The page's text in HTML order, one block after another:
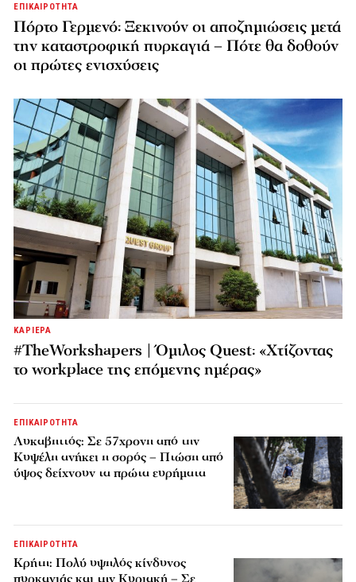
ΕΠΙΚΑΙΡΟΤΗΤΑ
Πόρτο Γερμενό: Ξεκινούν οι αποζημιώσεις μετά
την καταστροφική πυρκαγιά – Πότε θα δοθούν
οι πρώτες ενισχύσεις
ΚΑΡΙΕΡΑ
#TheWorkshapers | Όμιλος Quest: «Χτίζοντας
το workplace της επόμενης ημέρας»
ΕΠΙΚΑΙΡΟΤΗΤΑ
Λυκαβηττός: Σε 57χρονη από την
Κυψέλη ανήκει η σορός – Πτώση από
ύψος δείχνουν τα πρώτα ευρήματα
ΕΠΙΚΑΙΡΟΤΗΤΑ
Κρήτη: Πολύ υψηλός κίνδυνος